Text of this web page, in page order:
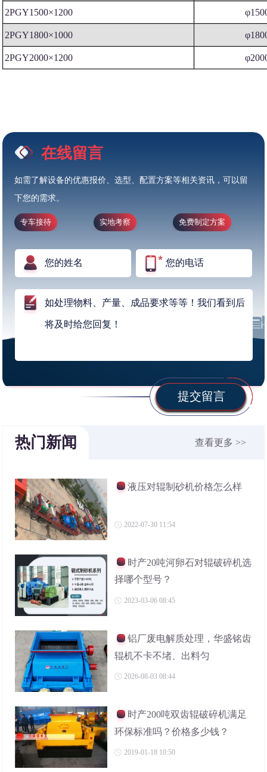
2PGY1500×1200
2PGY1800×1000
2PGY2000×1200
在线留言
如需了解设备的优惠报价、选型、配置方案等相关资讯，可以留
下您的需求。
专车接待 实地考察 免费制定方案
提交留言
热门新闻 查看更多 >>
液压对辊制砂机价格怎么样
2022-07-30 11:54
时产20吨河卵石对辊破碎机选
择哪个型号？
2023-03-06 08:45
铝厂废电解质处理，华盛铭齿
辊机不卡不堵、出料匀
2026-08-03 08:44
时产200吨双齿辊破碎机满足
环保标准吗？价格多少钱？
2019-01-18 10:50